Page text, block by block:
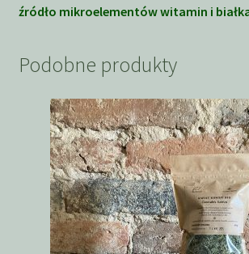
źródło mikroelementów witamin i
Podobne produkty